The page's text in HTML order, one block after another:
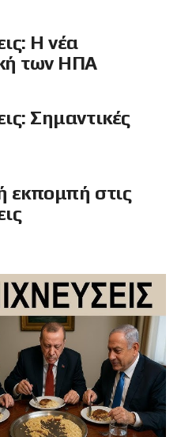
Η νέα
των ΗΠΑ
Σημαντικές
εκπομπή στις